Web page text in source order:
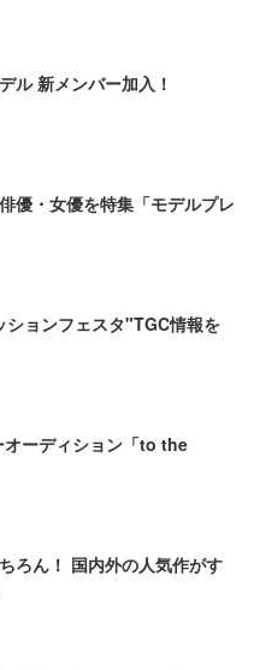
ル 新メンバー加入！
優・女優を特集「モデルプレ
ョンフェスタ"TGC情報を
ーディション「to the
ろん！ 国内外の人気作がす